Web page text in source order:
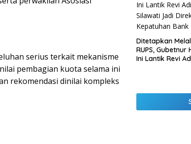
serius terkait mekanisme
pembagian kuota selama ini
rekomendasi dinilai kompleks
Samsat
Ditetapkan
RUPS, Gubetnur
Ini Lantik Revi